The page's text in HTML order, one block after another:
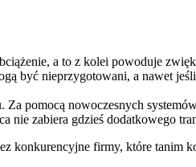
a to z kolei powoduje
być nieprzygotowani, a nawet
Za pomocą nowoczesnych
nie zabiera gdzieś dodatkowego
konkurencyjne firmy, które tanim